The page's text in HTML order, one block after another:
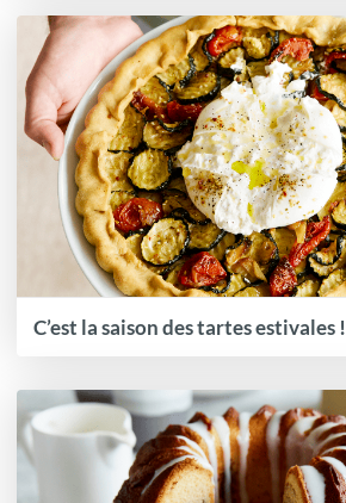
C’est la saison des tartes estivales !